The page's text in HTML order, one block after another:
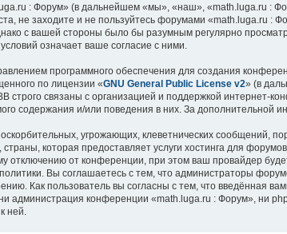
: Форум» (в дальнейшем «мы», «наш», «math.luga.ru :
не заходите и не пользуйтесь форумами «math.luga.ru :
с вашей стороны было бы разумным регулярно
означает ваше согласие с ними.
программного обеспечения для создания
по лицензии «GNU General Public License v2» (в
строго связаны с организацией и поддержкой интернет-
содержания и/или поведения в них. За дополнительной
угрожающих, клеветнических сообщений,
которая предоставляет услуги хостинга для
отключению от конференции, при этом ваш провайдер
Вы соглашаетесь с тем, что администраторы
Как пользователь вы согласны с тем, что введённая
администрация конференции «math.luga.ru : Форум», ни
ней.